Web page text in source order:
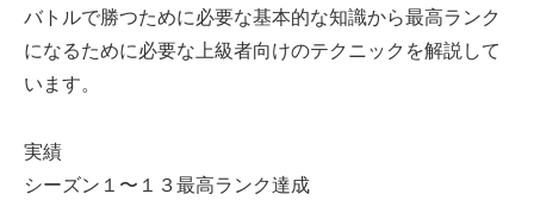
バトルで勝つために必要な基本的な知識から最高ランク
になるために必要な上級者向けのテクニックを解説して
います。
実績
シーズン１〜１３最高ランク達成